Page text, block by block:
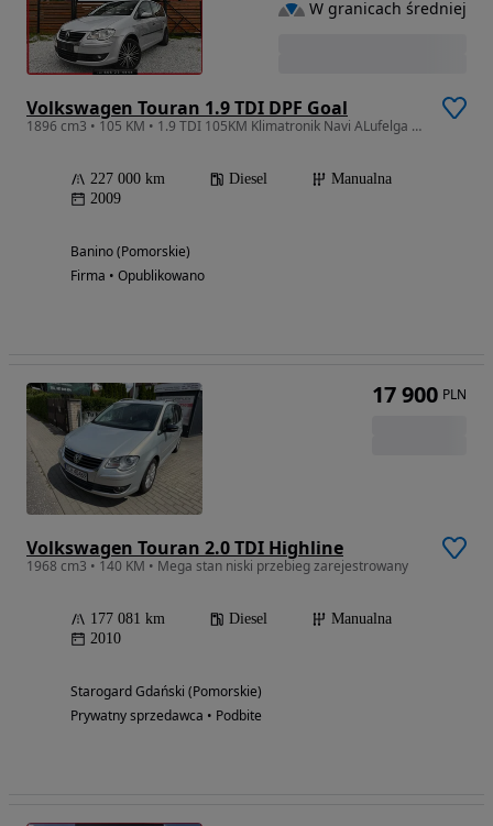
Volkswagen Touran 1.9 TDI DPF Goal
1896 cm3 • 105 KM • 1.9 TDI 105KM Klimatronik Navi ALufelga Xenon Super Stan
227 000 km Diesel
Manualna
2009
Banino (Pomorskie)
Firma • Opublikowano
W granicach średniej
Volkswagen Touran 2.0 TDI Highline
1968 cm3 • 140 KM • Mega stan niski przebieg zarejestrowany
177 081 km Diesel
Manualna
2010
Starogard Gdański (Pomorskie)
Prywatny sprzedawca • Podbite
17 900 PLN